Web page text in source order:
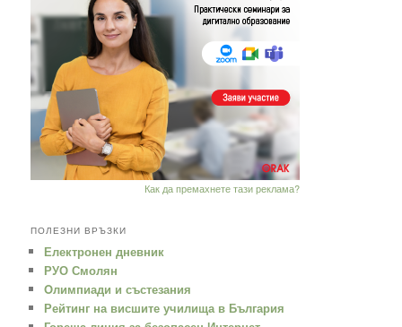
Как да премахнете тази реклама?
ПОЛЕЗНИ ВРЪЗКИ
Електронен дневник
РУО Смолян
Oлимпиади и състезания
Рейтинг на висшите училища в България